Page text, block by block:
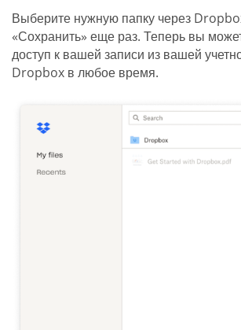
Выберите нужную папку через
«Сохранить» еще раз. Теперь вы
доступ к вашей записи из вашей
Dropbox в любое время.